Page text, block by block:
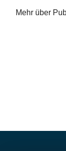
Mehr über